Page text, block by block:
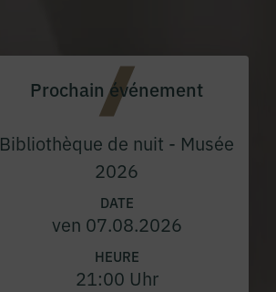
Prochain événement
Bibliothèque de nuit - Musée
2026
DATE
ven 07.08.2026
HEURE
21:00 Uhr